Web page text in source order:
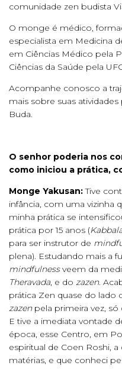
comunidade zen budista
O monge é médico,
especialista em Medicina
em Ciências Médico pela
Ciências da Saúde pela
Acompanhe conosco a
mais sobre suas atividades
Buda.
O senhor poderia nos
como iniciou a prática,
Monge Yakusan:Tive
infância, com uma vizinha
minha prática se
prática por 15 anos (
para ser instrutor de
plena). Estudando mais a
mindfulnessveem da
Theravada, e do zazen.
prática Zen quase do lado
zazenpela primeira vez, só
E tive a imediata vontade
época, esse Centro, em
espiritual de Coen Roshi,
matérias, e que conheci